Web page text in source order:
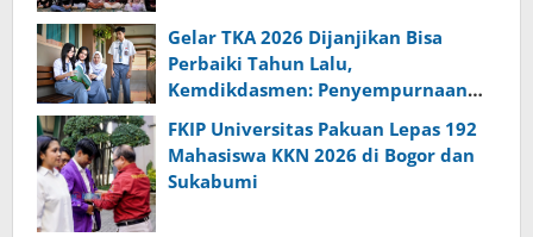
Gelar TKA 2026 Dijanjikan Bisa
Perbaiki Tahun Lalu,
Kemdikdasmen: Penyempurnaan
Penyelenggaraan Sebelumnya
FKIP Universitas Pakuan Lepas 192
Mahasiswa KKN 2026 di Bogor dan
Sukabumi